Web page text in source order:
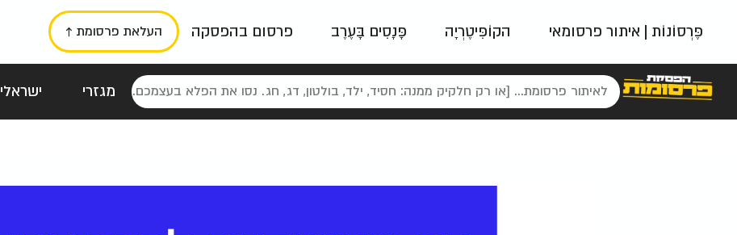
פֶּרְסוֹנוֹת | איתור פרסומאי הקוֹפִּיטֶרְיָה פָּנָסִים בָּעֶרֶב פרסום בהפסקה העלאת פרסומת ↑
מגזרי ישראלי
פאשן
ניינטיז נוסטלגי כרזות טיפוגרפי